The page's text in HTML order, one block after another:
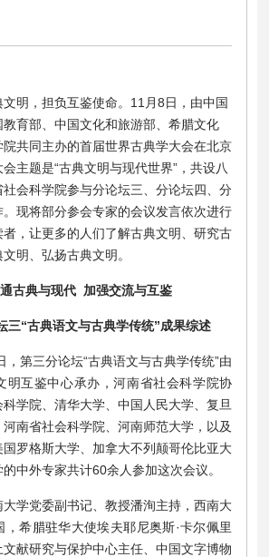
文明，担负互鉴使命。11月8日，由中国
育部、中国文化和旅游部、希腊文化
共同主办的首届世界古典学大会在北京
主题是“古典文明与现代世界”，共设八
会科学院参与分论坛三、分论坛四、分
现将部分参会专家的会议发言依次进行
，让更多的人们了解古典文明、研究古
明、弘扬古典文明。
古典与现代 加强交流与互鉴
“古典语文与古典学传统”成果综述
，第三分论坛“古典语文与古典学传统”由
明互鉴中心承办，河南省社会科学院协
学院、清华大学、中国人民大学、复旦
南省社会科学院、河南师范大学，以及
罗格斯大学、加拿大不列颠哥伦比亚大
中外专家共计60余人参加这次会议。
学党委副书记、教授潘洵主持，西南大
，希腊驻华大使埃夫耶尼奥斯·卡尔佩里
献研究与保护中心主任、中国文字博物